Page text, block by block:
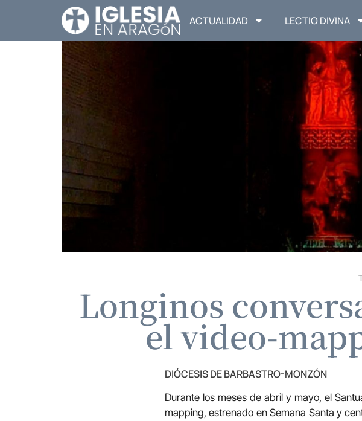
ACTUALIDAD LECTIO DIVINA
Longinos
el video-
DIÓCESIS DE BARBASTRO-MONZÓN
Durante los meses de abril y mayo, el
mapping, estrenado en Semana Santa y